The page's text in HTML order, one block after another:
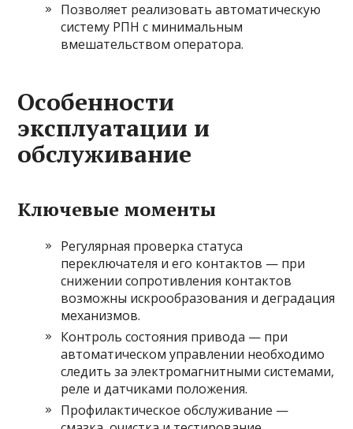
Позволяет реализовать автоматическую
систему РПН с минимальным
вмешательством оператора.
Особенности
эксплуатации и
обслуживание
Ключевые моменты
Регулярная проверка статуса
переключателя и его контактов — при
снижении сопротивления контактов
возможны искрообразования и деградация
механизмов.
Контроль состояния привода — при
автоматическом управлении необходимо
следить за электромагнитными системами,
реле и датчиками положения.
Профилактическое обслуживание —